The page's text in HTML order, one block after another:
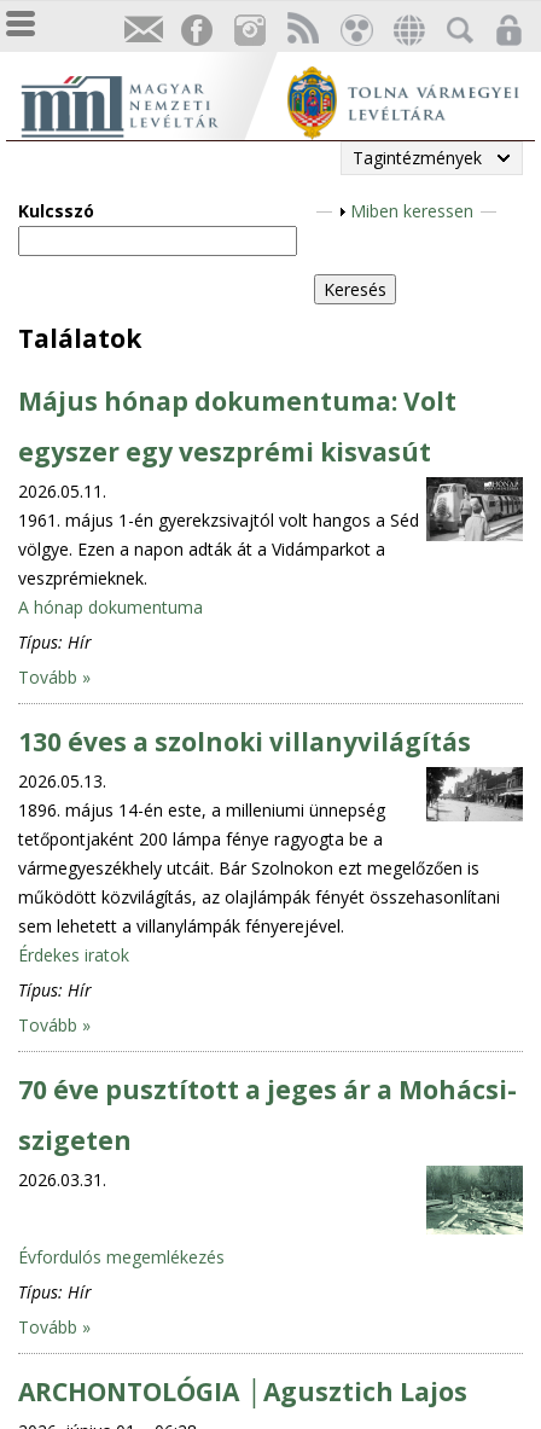
Tagintézmények
Kulcsszó
M
g
j
n
í
s
Miben keressen
Találatok
Május hónap dokumentuma: Volt
egyszer egy veszprémi kisvasút
2026.05.11.
1961. május 1-én gyerekzsivajtól volt hangos a Séd
völgye. Ezen a napon adták át a Vidámparkot a
veszprémieknek.
A hónap dokumentuma
Típus: Hír
Tovább »
130 éves a szolnoki villanyvilágítás
2026.05.13.
1896. május 14-én este, a milleniumi ünnepség
tetőpontjaként 200 lámpa fénye ragyogta be a
vármegyeszékhely utcáit. Bár Szolnokon ezt megelőzően is
működött közvilágítás, az olajlámpák fényét összehasonlítani
sem lehetett a villanylámpák fényerejével.
Érdekes iratok
Típus: Hír
Tovább »
70 éve pusztított a jeges ár a Mohácsi-
szigeten
2026.03.31.
Évfordulós megemlékezés
Típus: Hír
Tovább »
ARCHONTOLÓGIA │Agusztich Lajos